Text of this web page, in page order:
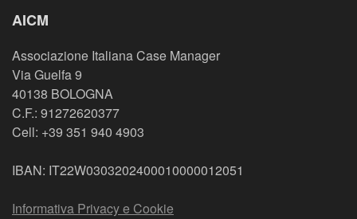
AICM
Associazione Italiana Case Manager
Via Guelfa 9
40138 BOLOGNA
C.F.: 91272620377
Cell: +39 351 940 4903
IBAN: IT22W0303202400010000012051
Informativa Privacy e Cookie